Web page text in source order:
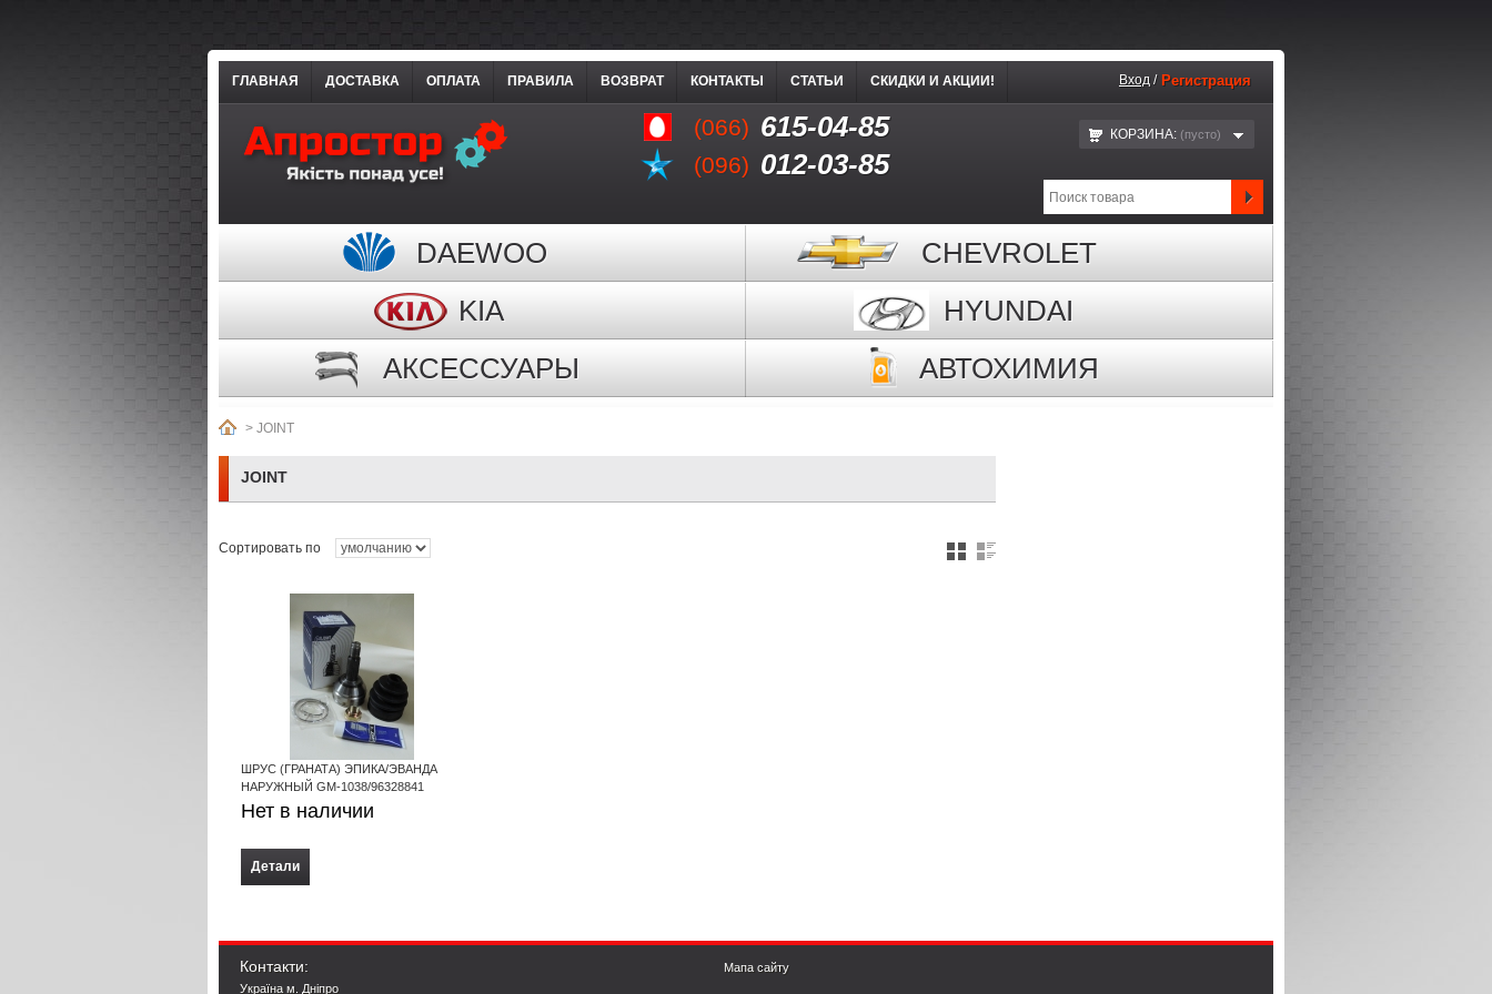
(066) 615-04-85
(096) 012-03-85
ГЛАВНАЯ ДОСТАВКА ОПЛАТА ПРАВИЛА ВОЗВРАТ КОНТАКТЫ СТАТЬИ СКИДКИ И АКЦИИ! Вход / Регистрация
КОРЗИНА: (пустo)
DAEWOO
CHEVROLET
KIA
HYUNDAI
АКСЕССУАРЫ
АВТОХИМИЯ
> JOINT
JOINT
Сортировать по
ШРУС (ГРАНАТА) ЭПИКА/ЭВАНДА
НАРУЖНЫЙ GM-1038/96328841
Нет в наличии
Детали
Контакти:
Україна м. Дніпро
Мапа сайту